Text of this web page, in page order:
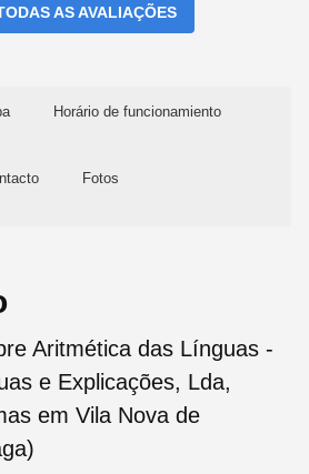
AS AVALIAÇÕES
Horário de funcionamiento
Fotos
Aritmética das Línguas -
e Explicações, Lda,
em Vila Nova de